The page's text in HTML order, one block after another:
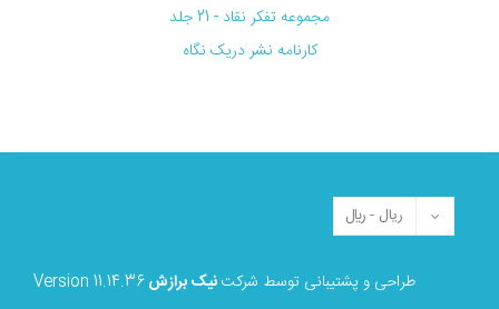
مجموعه تفکر نقاد - 21 جلد
کارنامه نشر دریک نگاه
طراحی و پشتیبانی توسط شرکتنیک برازشVersion 11.14.36